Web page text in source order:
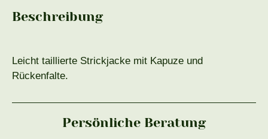
Beschreibung
Leicht taillierte Strickjacke mit Kapuze und
Rückenfalte.
Persönliche Beratung